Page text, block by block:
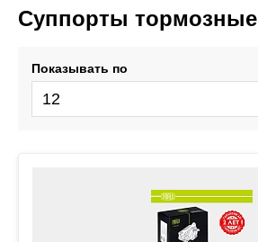
Суппорты тормозные
Показывать по